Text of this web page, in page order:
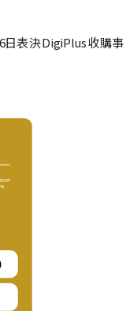
日表決 DigiPlus 收購事